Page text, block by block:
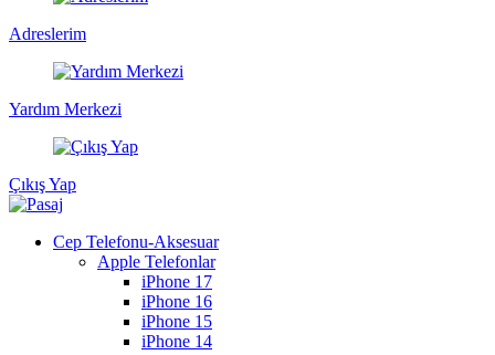
Adreslerim
Yardım Merkezi
Çıkış Yap
Cep Telefonu-Aksesuar
Apple Telefonlar
iPhone 17
iPhone 16
iPhone 15
iPhone 14